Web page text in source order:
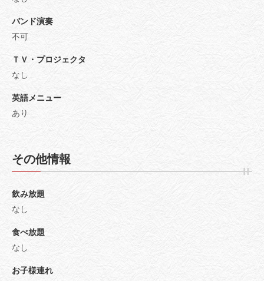
バンド演奏
不可
ＴＶ・プロジェクタ
なし
英語メニュー
あり
その他情報
飲み放題
なし
食べ放題
なし
お子様連れ